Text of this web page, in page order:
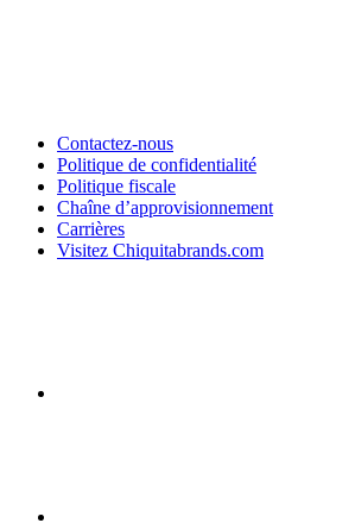
Contactez-nous
Politique de confidentialité
Politique fiscale
Chaîne d’approvisionnement
Carrières
Visitez Chiquitabrands.com